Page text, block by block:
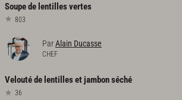
Soupede lentillesvertes
803
ParAlain Ducasse
CHEF
Veloutéde lentillesetjambonséché
36